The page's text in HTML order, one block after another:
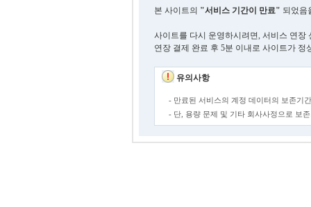
본 사이트의 "서비스 기간이 만료" 되었음
사이트를 다시 운영하시려면, 서비스 연장
연장 결제 완료 후 5분 이내로 사이트가 정
유의사항
- 만료된 서비스의 계정 데이터의 보존기
- 단, 용량 문제 및 기타 회사사정으로 보